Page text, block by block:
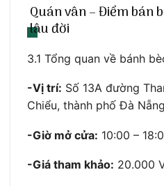
Quán vân – Điểm bán
lâu đời
3.1 Tổng quan về bánh
-Vị trí: Số 13A đường
Chiểu, thành phố Đà Nẵng
-Giờ mở cửa: 10:00 –
-Giá tham khảo: 20.000